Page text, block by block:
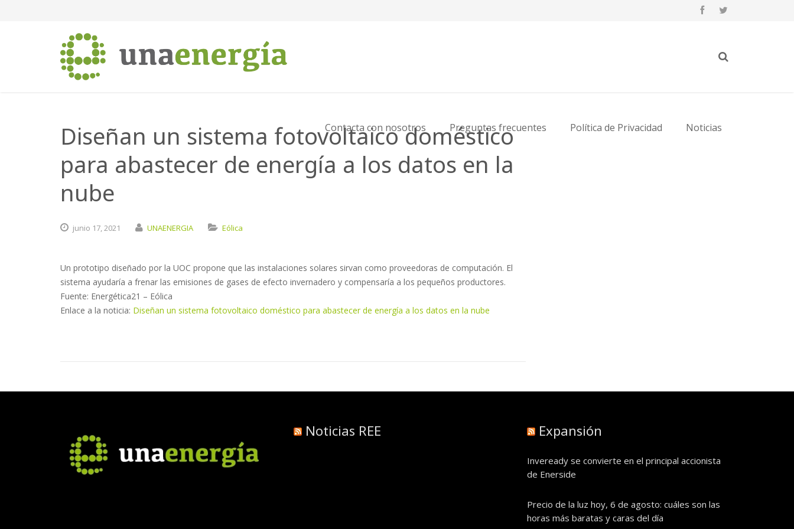
Contacta con nosotros Preguntas frecuentes Política de Privacidad Noticias
Diseñan un sistema fotovoltaico doméstico
para abastecer de energía a los datos en la
nube
junio 17,2021 UNAENERGIA Eólica
Un prototipo diseñado por la UOC propone que las instalaciones solares sirvan como proveedoras de computación. El
sistema ayudaría a frenar las emisiones de gases de efecto invernadero y compensaría a los pequeños productores.
Fuente: Energética21 – Eólica
Enlace a la noticia: Diseñan un sistema fotovoltaico doméstico para abastecer de energía a los datos en la nube
Noticias REE Expansión
Inveready se convierte en el principal accionista
de Enerside
Precio de la luz hoy, 6 de agosto: cuáles son las
horas más baratas y caras del día